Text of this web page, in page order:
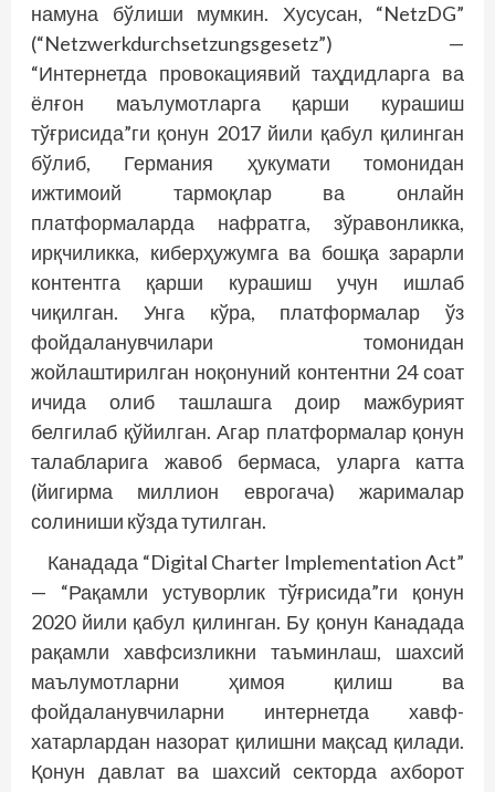
намуна бўлиши мумкин. Хусусан, “NetzDG”
(“Netzwerkdurchsetzungsgesetz”) —
“Интернетда провокациявий таҳдидларга ва
ёлғон маълумотларга қарши курашиш
тўғрисида”ги қонун 2017 йили қабул қилинган
бўлиб, Германия ҳукумати томонидан
ижтимоий тармоқлар ва онлайн
платформаларда нафратга, зўравонликка,
ирқчиликка, киберҳужумга ва бошқа зарарли
контентга қарши курашиш учун ишлаб
чиқилган. Унга кўра, платформалар ўз
фойдаланувчилари томонидан
жойлаштирилган ноқонуний контентни 24 соат
ичида олиб ташлашга доир мажбурият
белгилаб қўйилган. Агар платформалар қонун
талабларига жавоб бермаса, уларга катта
(йигирма миллион еврогача) жарималар
солиниши кўзда тутилган.
Канадада “Digital Charter Implementation Act”
— “Рақамли устуворлик тўғрисида”ги қонун
2020 йили қабул қилинган. Бу қонун Канадада
рақамли хавфсизликни таъминлаш, шахсий
маълумотларни ҳимоя қилиш ва
фойдаланувчиларни интернетда хавф-
хатарлардан назорат қилишни мақсад қилади.
Қонун давлат ва шахсий секторда ахборот